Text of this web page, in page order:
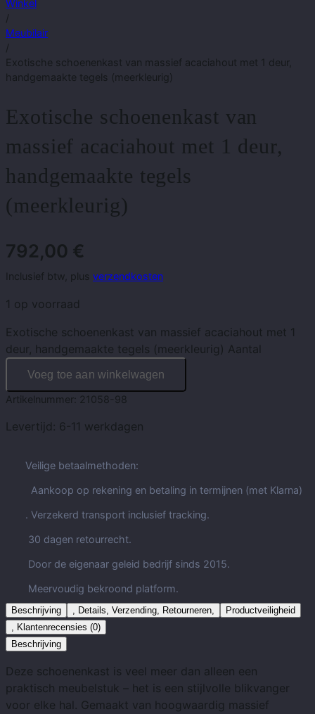
Winkel
/
Meubilair
/
Exotische schoenenkast van massief acaciahout met 1 deur,
handgemaakte tegels (meerkleurig)
Exotische schoenenkast van
massief acaciahout met 1 deur,
handgemaakte tegels
(meerkleurig)
792,00 €
Inclusief btw, plus verzendkosten
1 op voorraad
Exotische schoenenkast van massief acaciahout met 1
deur, handgemaakte tegels (meerkleurig) Aantal
Voeg toe aan winkelwagen
Artikelnummer: 21058-98
Levertijd: 6-11 werkdagen
Veilige betaalmethoden:
Aankoop op rekening en betaling in termijnen (met Klarna)
. Verzekerd transport inclusief tracking.
30 dagen retourrecht.
Door de eigenaar geleid bedrijf sinds 2015.
Meervoudig bekroond platform.
Beschrijving , Details, Verzending, Retourneren,
Productveiligheid
, Klantenrecensies (0)
Beschrijving
Deze schoenenkast is veel meer dan alleen een
praktisch meubelstuk – het is een stijlvolle blikvanger
voor elke hal. Gemaakt van hoogwaardig massief